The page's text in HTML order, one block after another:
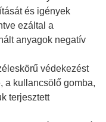
és igények
ezáltal a
anyagok negatív
védekezést
a kullancsölő gomba,
terjesztett